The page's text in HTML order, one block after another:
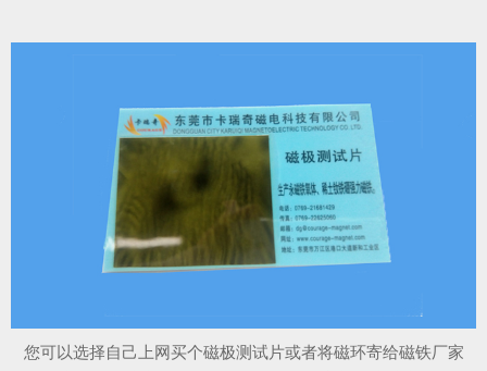
您可以选择自己上网买个磁极测试片或者将磁环寄给磁铁厂家